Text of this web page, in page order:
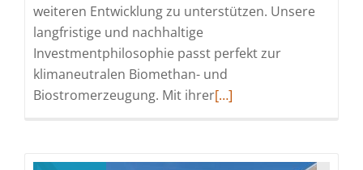
weiteren Entwicklung zu unterstützen. Unsere
langfristige und nachhaltige
Investmentphilosophie passt perfekt zur
klimaneutralen Biomethan- und
Biostromerzeugung. Mit ihrerRead
[…]